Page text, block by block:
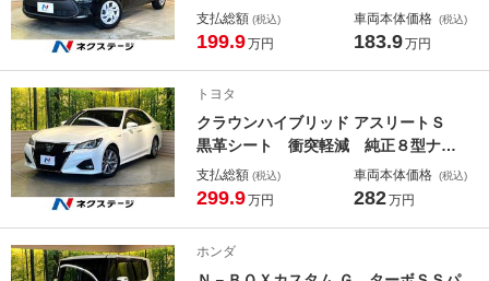
ズ ＥＴＣ ドラレコ ＬＥＤヘッ
ド クリアランスソナー スマートキ
支払総額 (税込)
199.9万円
車両本体価格 (税込)
183.9万円
トヨタ
クラウンハイブリッド アスリートＳ
黒革シート 衝突軽減 純正８型ナ
ビ 全周囲カメラ レーダークルー
ズ クリアランスソナー シートクー
ド 純正１７アルミ 禁煙車
支払総額 (税込)
299.9万円
車両本体価格 (税込)
282万円
ホンダ